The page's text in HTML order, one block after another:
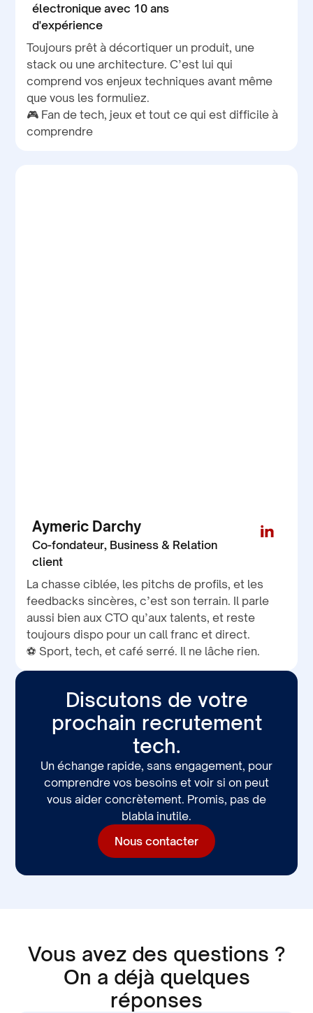
électronique avec 10 ans
d'expérience
Toujours prêt à décortiquer un produit, une
stack ou une architecture. C’est lui qui
comprend vos enjeux techniques avant même
que vous les formuliez.
🎮 Fan de tech, jeux et tout ce qui est difficile à
comprendre
Aymeric Darchy
Co-fondateur, Business & Relation
client
La chasse ciblée, les pitchs de profils, et les
feedbacks sincères, c’est son terrain. Il parle
aussi bien aux CTO qu’aux talents, et reste
toujours dispo pour un call franc et direct.
⚽ Sport, tech, et café serré. Il ne lâche rien.
Discutons de votre
prochain recrutement
tech.
Un échange rapide, sans engagement, pour
comprendre vos besoins et voir si on peut
vous aider concrètement. Promis, pas de
blabla inutile.
Nous contacter
Vous avez des questions ?
On a déjà quelques
réponses